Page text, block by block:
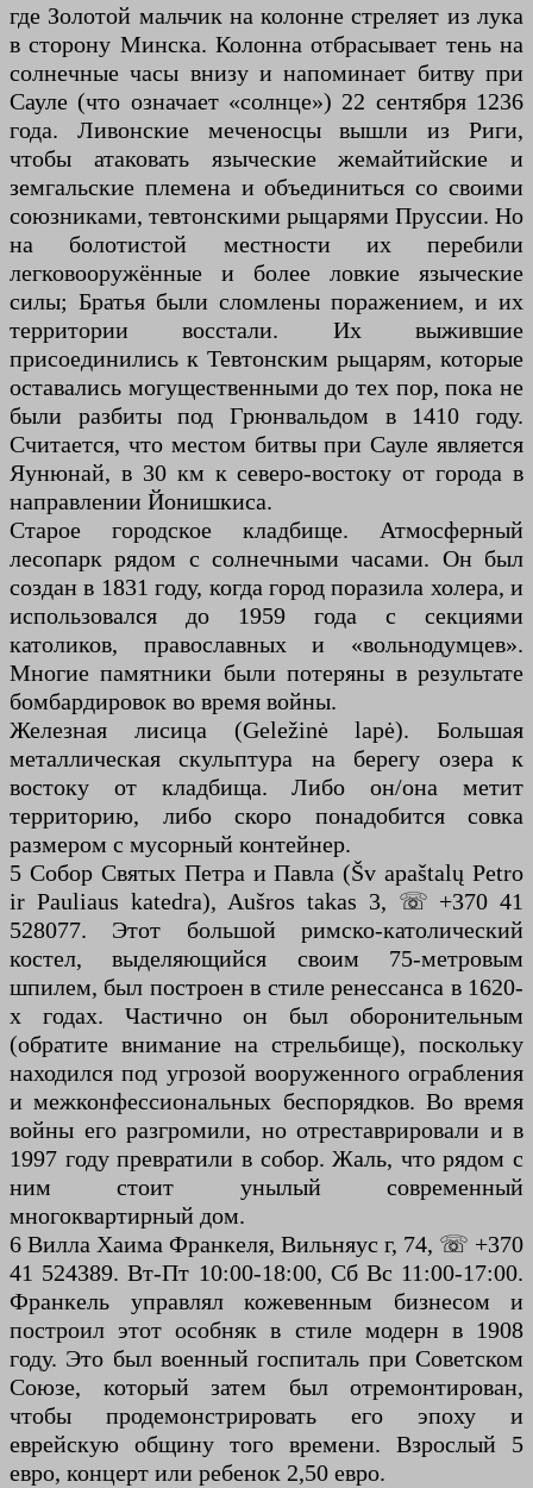
где Золотой мальчик на колонне стреляет из лука
в сторону Минска. Колонна отбрасывает тень на
солнечные часы внизу и напоминает битву при
Сауле (что означает «солнце») 22 сентября 1236
года. Ливонские меченосцы вышли из Риги,
чтобы атаковать языческие жемайтийские и
земгальские племена и объединиться со своими
союзниками, тевтонскими рыцарями Пруссии. Но
на болотистой местности их перебили
легковооружённые и более ловкие языческие
силы; Братья были сломлены поражением, и их
территории восстали. Их выжившие
присоединились к Тевтонским рыцарям, которые
оставались могущественными до тех пор, пока не
были разбиты под Грюнвальдом в 1410 году.
Считается, что местом битвы при Сауле является
Яунюнай, в 30 км к северо-востоку от города в
направлении Йонишкиса.
Старое городское кладбище. Атмосферный
лесопарк рядом с солнечными часами. Он был
создан в 1831 году, когда город поразила холера, и
использовался до 1959 года с секциями
католиков, православных и «вольнодумцев».
Многие памятники были потеряны в результате
бомбардировок во время войны.
Железная лисица (Geležinė lapė). Большая
металлическая скульптура на берегу озера к
востоку от кладбища. Либо он/она метит
территорию, либо скоро понадобится совка
размером с мусорный контейнер.
5 Собор Святых Петра и Павла (Šv apaštalų Petro
ir Pauliaus katedra), Aušros takas 3, ☏ +370 41
528077. Этот большой римско-католический
костел, выделяющийся своим 75-метровым
шпилем, был построен в стиле ренессанса в 1620-
х годах. Частично он был оборонительным
(обратите внимание на стрельбище), поскольку
находился под угрозой вооруженного ограбления
и межконфессиональных беспорядков. Во время
войны его разгромили, но отреставрировали и в
1997 году превратили в собор. Жаль, что рядом с
ним стоит унылый современный
многоквартирный дом.
6 Вилла Хаима Франкеля, Вильняус г, 74, ☏ +370
41 524389. Вт-Пт 10:00-18:00, Сб Вс 11:00-17:00.
Франкель управлял кожевенным бизнесом и
построил этот особняк в стиле модерн в 1908
году. Это был военный госпиталь при Советском
Союзе, который затем был отремонтирован,
чтобы продемонстрировать его эпоху и
еврейскую общину того времени. Взрослый 5
евро, концерт или ребенок 2,50 евро.